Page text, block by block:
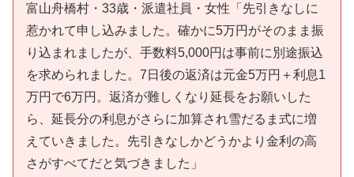
富山舟橋村・33歳・派遣社員・女性「先引きなしに
惹かれて申し込みました。確かに5万円がそのまま振
り込まれましたが、手数料5,000円は事前に別途振込
を求められました。7日後の返済は元金5万円＋利息1
万円で6万円。返済が難しくなり延長をお願いした
ら、延長分の利息がさらに加算され雪だるま式に増
えていきました。先引きなしかどうかより金利の高
さがすべてだと気づきました」